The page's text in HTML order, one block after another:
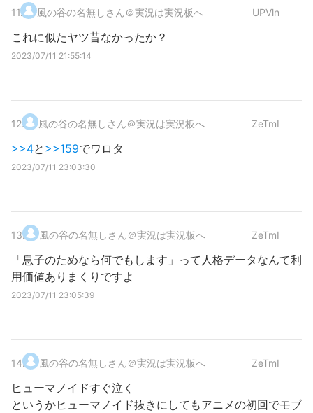
11. 風の谷の名無しさん＠実況は実況板へ UPVln
これに似たヤツ昔なかったか？
2023/07/11 21:55:14
12. 風の谷の名無しさん＠実況は実況板へ ZeTmI
>>4と >>159でワロタ
2023/07/11 23:03:30
13. 風の谷の名無しさん＠実況は実況板へ ZeTmI
「息子のためなら何でもします」って人格データなんて利
用価値ありまくりですよ
2023/07/11 23:05:39
14. 風の谷の名無しさん＠実況は実況板へ ZeTmI
ヒューマノイドすぐ泣く
というかヒューマノイド抜きにしてもアニメの初回でモブ